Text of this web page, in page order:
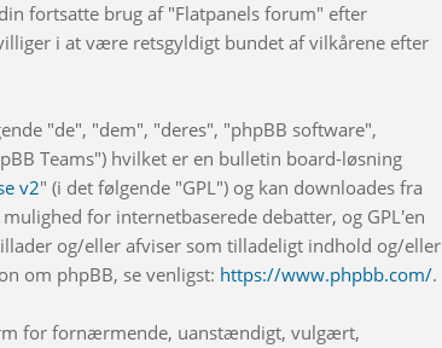
fortsatte brug af "Flatpanels forum" efter
i at være retsgyldigt bundet af vilkårene efter
"de", "dem", "deres", "phpBB software",
Teams") hvilket er en bulletin board-løsning
v2" (i det følgende "GPL") og kan downloades fra
for internetbaserede debatter, og GPL'en
og/eller afviser som tilladeligt indhold og/eller
om phpBB, se venligst: https://www.phpbb.com/.
for fornærmende, uanstændigt, vulgært,